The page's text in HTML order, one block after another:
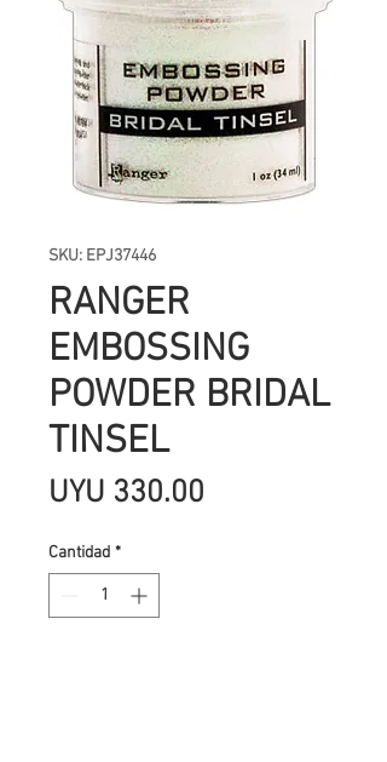
SKU: EPJ37446
RANGER
EMBOSSING
POWDER BRIDAL
TINSEL
UYU 330.00
Cantidad *